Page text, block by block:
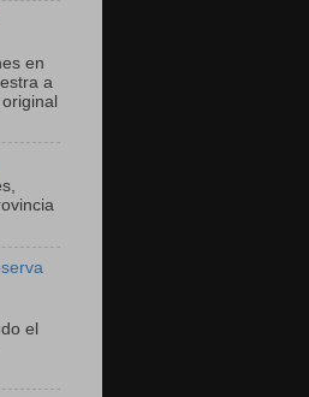
en
a
el